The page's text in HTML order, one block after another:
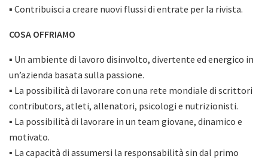
▪ Contribuisci a creare nuovi flussi di entrate per la rivista.
COSA OFFRIAMO
▪ Un ambiente di lavoro disinvolto, divertente ed energico in
un’azienda basata sulla passione.
▪ La possibilità di lavorare con una rete mondiale di scrittori
contributors, atleti, allenatori, psicologi e nutrizionisti.
▪ La possibilità di lavorare in un team giovane, dinamico e
motivato.
▪ La capacità di assumersi la responsabilità sin dal primo